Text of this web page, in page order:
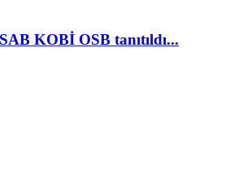
KOBİ OSB tanıtıldı...